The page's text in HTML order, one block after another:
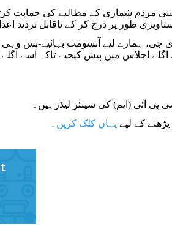
مردم شماری کے مطالبے کی حمایت
طور پر درج کر کے ناقابل تردید
اگلے اجلاس میں پیش کیجیے تاکہ اسے
پی آئی (ایم) کی سینئر لیڈرہیں۔
کے لیے یہاں کلک کریں۔